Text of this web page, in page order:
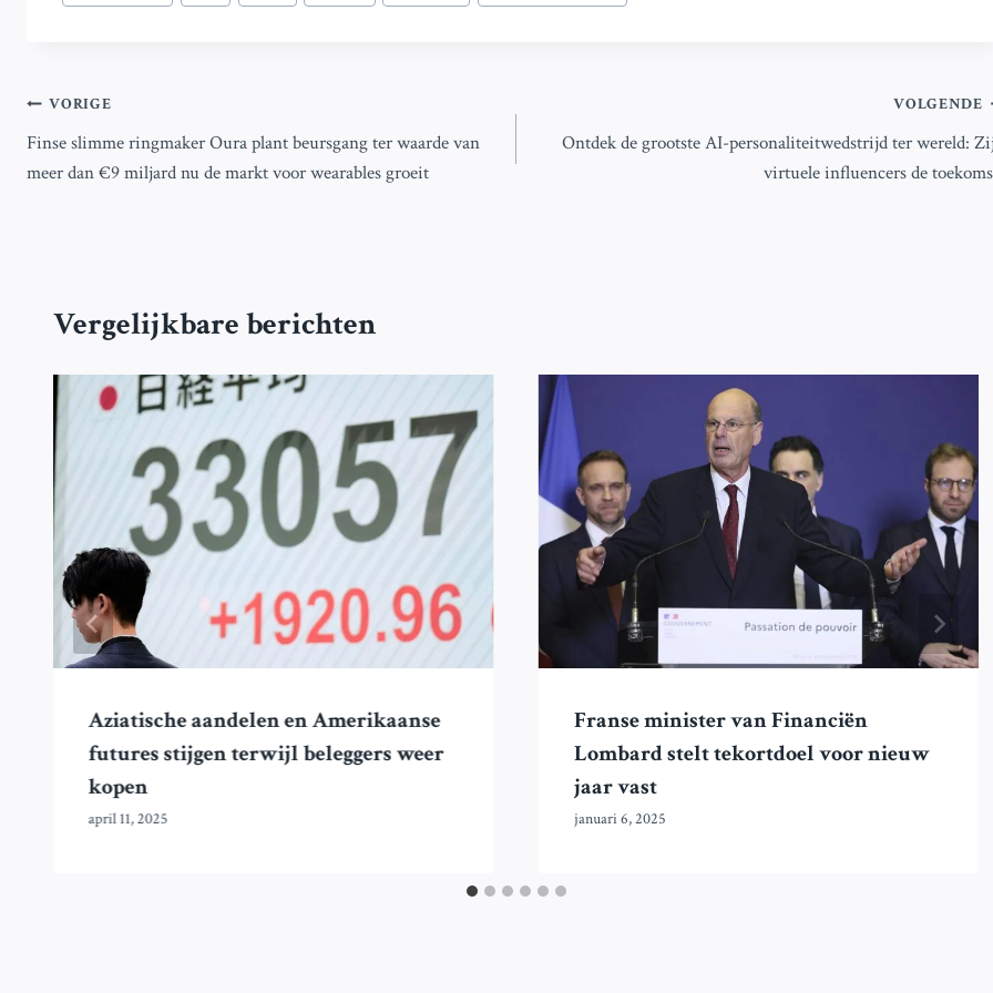
Bericht
navigatie
VORIGE
Finse slimme ringmaker Oura plant beursgang ter waarde van
meer dan €9 miljard nu de markt voor wearables groeit
VOLGENDE
Ontdek de grootste AI-personaliteitwedstrijd ter wereld:
virtuele influencers de
Vergelijkbare berichten
Aziatische aandelen en Amerikaanse
futures stijgen terwijl beleggers weer
kopen
april 11, 2025
Franse minister van Financiën
Lombard stelt tekortdoel voor nieuw
jaar vast
januari 6, 2025